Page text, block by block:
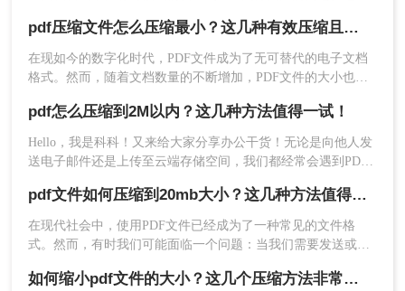
1、页面右端可以下载哦。
你想学会pdf如何压缩到1m以下，本文将为你提供一些简单高
效的方法。
pdf压缩文件怎么压缩最小？这几种有效压缩且损耗较小！
在现如今的数字化时代，PDF文件成为了无可替代的电子文档
格式。然而，随着文档数量的不断增加，PDF文件的大小也会
方法来将PDF文件压缩至最小。那么pdf压缩文件怎么压缩最小
呢？​本文将为您揭示一些压缩PDF文件的技巧和注意事项，帮
助您在保证文件质量的前提下，将文件大小最小化。
pdf怎么压缩到2M以内？这几种方法值得一试！
Hello，我是科科！又来给大家分享办公干货！无论是向他人发
送电子邮件还是上传至云端存储空间，我们都经常会遇到PDF
来传递信息，但我们不知道pdf怎么压缩到2M以内。不用担
心，本文将告诉你一些简单而有效的方法来压缩PDF文件，使
其在2M以内。
pdf文件如何压缩到20mb大小？这几种方法值得一试！
在现代社会中，使用PDF文件已经成为了一种常见的文件格
式。然而，有时我们可能面临一个问题：当我们需要发送或上
如何压缩到20mb大小呢？这篇文章将向您介绍一些方法，帮助
如何缩小pdf文件的大小？这几个压缩方法非常不错！